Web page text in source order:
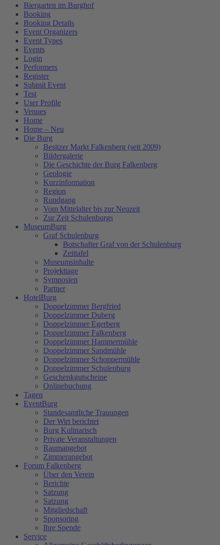
Biergarten im Burghof
Booking
Booking Details
Event Organizers
Event Types
Events
Login
Performers
Register
Submit Event
Test
User Profile
Venues
Home
Home – Neu
Die Burg
Besitzer Markt Falkenberg (seit 2009)
Bildergalerie
Die Geschichte der Burg Falkenberg
Geologie
Kurzinformation
Region
Rundgang
Vom Mittelalter bis zur Neuzeit
Zur Zeit Schulenburgs
MuseumBurg
Graf Schulenburg
Botschafter Graf von der Schulenburg
Zeittafel
Museumsinhalte
Projekttage
Symposien
Partner
HotelBurg
Doppelzimmer Bergfried
Doppelzimmer Duberg
Doppelzimmer Egerberg
Doppelzimmer Falkenberg
Doppelzimmer Hammermühle
Doppelzimmer Sandmühle
Doppelzimmer Schoppermühle
Doppelzimmer Schulenburg
Geschenkgutscheine
Onlinebuchung
Tagen
EventBurg
Standesamtliche Trauungen
Der Wirt berichtet
Burg Kulinarisch
Private Veranstaltungen
Raumangebot
Zimmerangebot
Forum Falkenberg
Über den Verein
Berichte
Satzung
Satzung
Mitgliedschaft
Sponsoring
Ihre Spende
Service